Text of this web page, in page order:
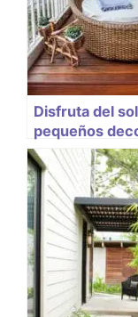
Disfruta del
pequeños